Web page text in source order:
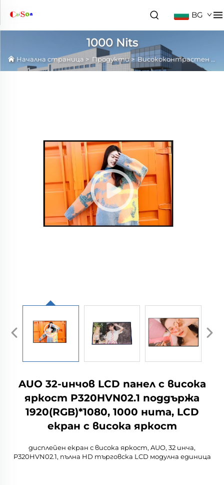
BG
1000 Nits
Начална страница > Продукти>Висококонтрастен LCD панел
AUO 32-инчов LCD панел с висока
яркост P320HVN02.1 поддържа
1920(RGB)*1080, 1000 нита, LCD
екран с висока яркост
дисплейен екран с висока яркост, AUO, 32 инча,
P320HVN02.1, пълна HD търговска LCD модулна единица